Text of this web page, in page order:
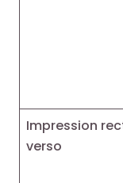
Impression
verso